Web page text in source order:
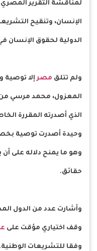
لمناقشة التقرير
الإنسان، وتنقيح
الدولية لحقوق الإنسان
ولم تتلق مصر إلا
المعزول، محمد مرسي من
الذي أصدرته المقررة
وحيدة أصدرت توصية
وهو ما يمنح دلاله على أن
حقائق.
وأشارت عدد من الدول
وقف اختياري مؤقت على
وفقا للتشريعات الوطنية.